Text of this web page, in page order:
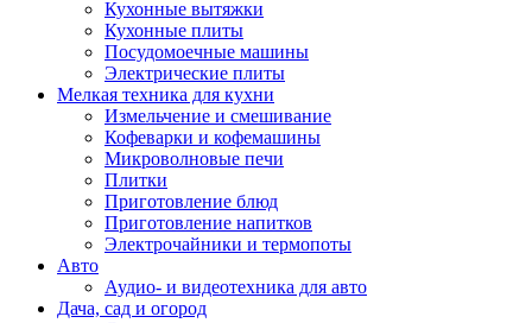
Кухонные вытяжки
Кухонные плиты
Посудомоечные машины
Электрические плиты
Мелкая техника для кухни
Измельчение и смешивание
Кофеварки и кофемашины
Микроволновые печи
Плитки
Приготовление блюд
Приготовление напитков
Электрочайники и термопоты
Авто
Аудио- и видеотехника для авто
Дача, сад и огород